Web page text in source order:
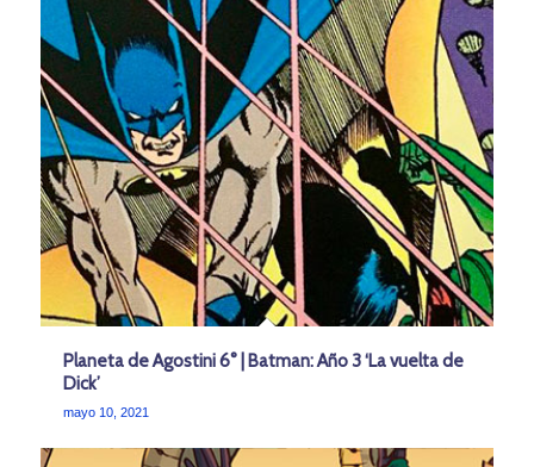
Planeta de Agostini 6° | Batman: Año 3 ‘La vuelta de
Dick’
mayo 10, 2021